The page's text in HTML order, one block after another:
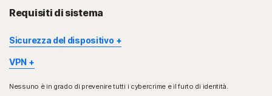
Requisiti di sistema
Sicurezza del dispositivo
Non tutte le funzionalità sono disponibili su tutti i dispositivi e
Protezione minori Norton, Backup nel cloud Norton e Norton
VPN
Norton VPN è disponibile per PC Windows™, Mac®, dispositivi
Nessuno è in grado di prevenire tutti i cybercrime e il furto di identità.